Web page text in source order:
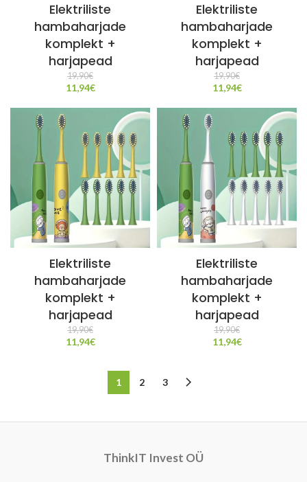
Elektriliste
hambaharjade
komplekt +
harjapead
19,90€
11,94€
Elektriliste
hambaharjade
komplekt +
harjapead
19,90€
11,94€
Elektriliste
hambaharjade
komplekt +
harjapead
19,90€
11,94€
Elektriliste
hambaharjade
komplekt +
harjapead
19,90€
11,94€
1 2 3
ThinkIT Invest OÜ